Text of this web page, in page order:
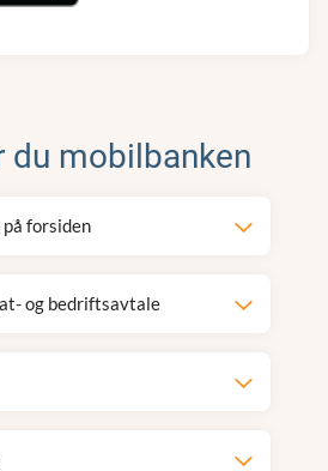
du mobilbanken
forsiden
og bedriftsavtale